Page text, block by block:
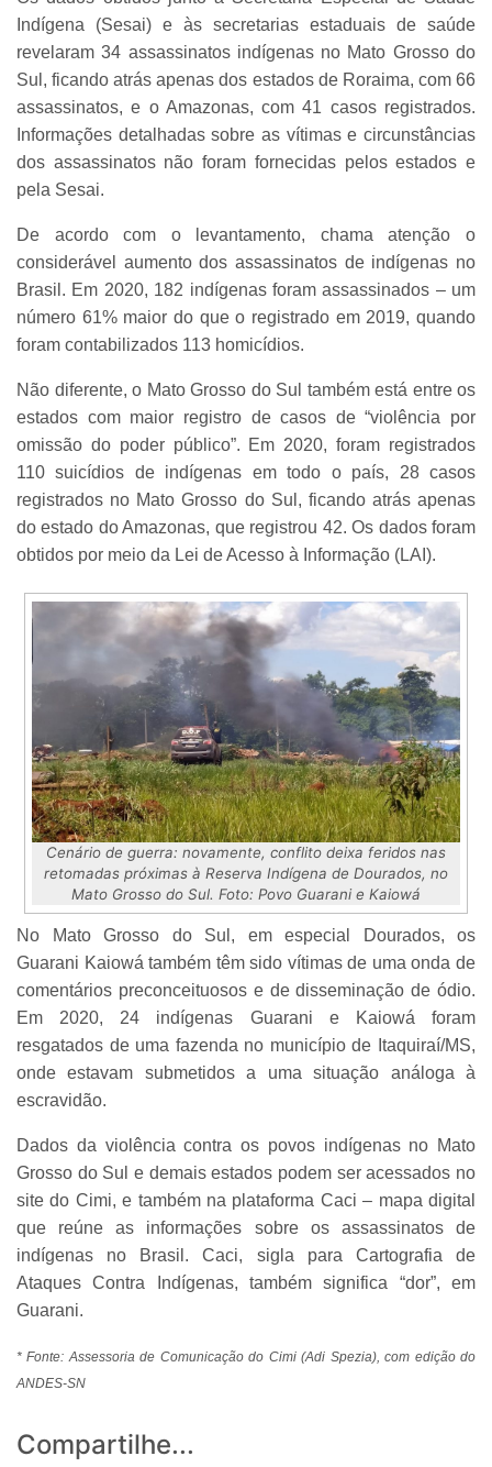
Indígena (Sesai) e às secretarias estaduais de saúde
revelaram 34 assassinatos indígenas no Mato Grosso do
Sul, ficando atrás apenas dos estados de Roraima, com 66
assassinatos, e o Amazonas, com 41 casos registrados.
Informações detalhadas sobre as vítimas e circunstâncias
dos assassinatos não foram fornecidas pelos estados e
pela Sesai.
De acordo com o levantamento, chama atenção o
considerável aumento dos assassinatos de indígenas no
Brasil. Em 2020, 182 indígenas foram assassinados – um
número 61% maior do que o registrado em 2019, quando
foram contabilizados 113 homicídios.
Não diferente, o Mato Grosso do Sul também está entre os
estados com maior registro de casos de “violência por
omissão do poder público”. Em 2020, foram registrados
110 suicídios de indígenas em todo o país, 28 casos
registrados no Mato Grosso do Sul, ficando atrás apenas
do estado do Amazonas, que registrou 42. Os dados foram
obtidos por meio da Lei de Acesso à Informação (LAI).
Cenário de guerra: novamente, conflito deixa feridos nas
retomadas próximas à Reserva Indígena de Dourados, no
Mato Grosso do Sul. Foto: Povo Guarani e Kaiowá
No Mato Grosso do Sul, em especial Dourados, os
Guarani Kaiowá também têm sido vítimas de uma onda de
comentários preconceituosos e de disseminação de ódio.
Em 2020, 24 indígenas Guarani e Kaiowá foram
resgatados de uma fazenda no município de Itaquiraí/MS,
onde estavam submetidos a uma situação análoga à
escravidão.
Dados da violência contra os povos indígenas no Mato
Grosso do Sul e demais estados podem ser acessados no
site do Cimi, e também na plataforma Caci – mapa digital
que reúne as informações sobre os assassinatos de
indígenas no Brasil. Caci, sigla para Cartografia de
Ataques Contra Indígenas, também significa “dor”, em
Guarani.
* Fonte: Assessoria de Comunicação do Cimi (Adi Spezia), com edição do
ANDES-SN
Compartilhe...